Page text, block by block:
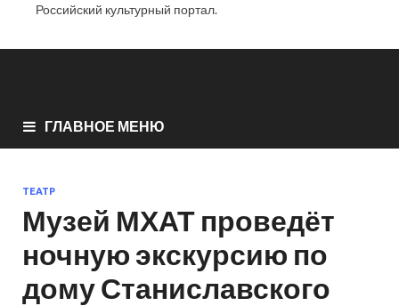
Российский культурный портал.
ГЛАВНОЕ МЕНЮ
ТЕАТР
Музей МХАТ проведёт
ночную экскурсию по
дому Станиславского